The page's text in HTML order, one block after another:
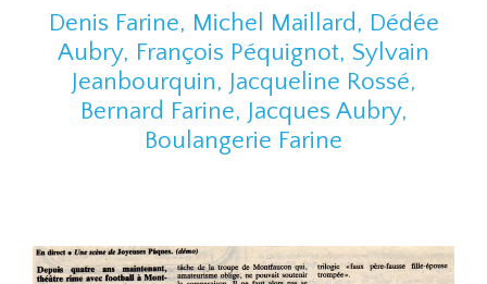
Denis Farine, Michel Maillard, Dédée
Aubry, François Péquignot, Sylvain
Jeanbourquin, Jacqueline Rossé,
Bernard Farine, Jacques Aubry,
Boulangerie Farine